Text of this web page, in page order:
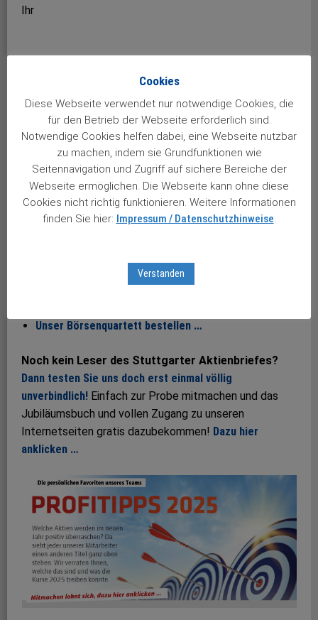
Ihr
und das gesamte Team vom Stuttgarter
Aktienbrief
Joachim Brandmaier
Aktuelles aus Stuttgart:
Live-Mittschnitt unserer Abschlussveranstaltung
Das große “40-Jahre-Jubiläumsbuch” bestellen …
Unser Börsenquartett bestellen …
Noch kein Leser des Stuttgarter Aktienbriefes?
Dann testen Sie uns doch erst einmal völlig
unverbindlich! Einfach zur Probe mitmachen und das
Jubiläumsbuch und vollen Zugang zu unseren
Internetseiten gratis dazubekommen! Dazu hier
anklicken …
Cookies
Diese Webseite verwendet nur notwendige Cookies, die
für den Betrieb der Webseite erforderlich sind.
Notwendige Cookies helfen dabei, eine Webseite nutzbar
zu machen, indem sie Grundfunktionen wie
Seitennavigation und Zugriff auf sichere Bereiche der
Webseite ermöglichen. Die Webseite kann ohne diese
Cookies nicht richtig funktionieren. Weitere Informationen
finden Sie hier: Impressum / Datenschutzhinweise
Verstanden